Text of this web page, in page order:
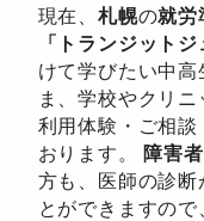
現在、 札幌の就労
「トランジットジ
けて学びたい中
ま、学校やクリ
利用体験・ご相
おります。障害
方も、医師の診断
とができますの